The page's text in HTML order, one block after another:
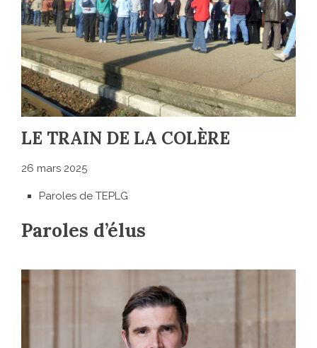
LE TRAIN DE LA COLÈRE
26 mars 2025
Paroles de TEPLG
Paroles d’élus